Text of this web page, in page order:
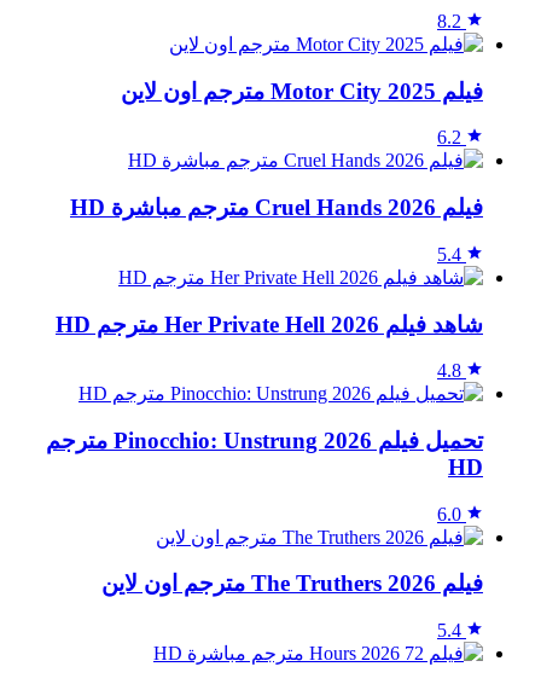
8.2
فيلم Motor City 2025 مترجم اون لاين
6.2
فيلم Cruel Hands 2026 مترجم مباشرة HD
5.4
شاهد فيلم Her Private Hell 2026 مترجم HD
4.8
تحميل فيلم Pinocchio: Unstrung 2026 مترجم
HD
6.0
فيلم The Truthers 2026 مترجم اون لاين
5.4